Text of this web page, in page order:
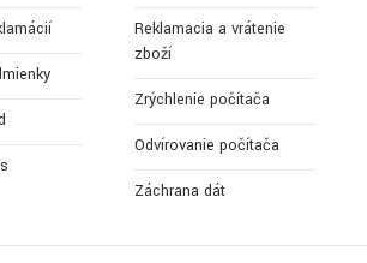
Reklamacia a vrátenie
zboží
Zrýchlenie počítača
Odvírovanie počítača
Záchrana dát